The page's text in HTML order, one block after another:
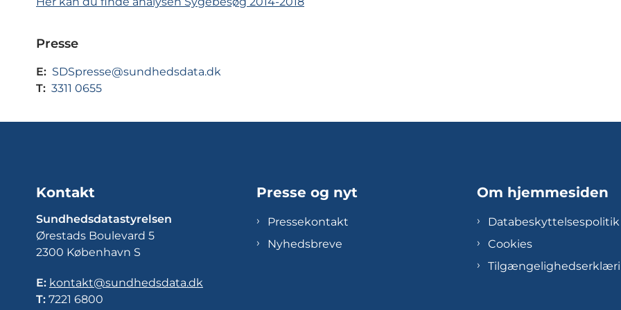
Presse
E: SDSpresse@sundhedsdata.dk
T: 3311 0655
Kontakt
Sundhedsdatastyrelsen
Ørestads Boulevard 5
2300 København S
E: kontakt@sundhedsdata.dk
T: 7221 6800
Presse og nyt
Pressekontakt
Nyhedsbreve
Om hjemmesiden
Databeskyttelsespolitik
Cookies